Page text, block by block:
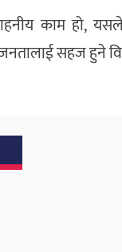
काम हो,
सहज हुने